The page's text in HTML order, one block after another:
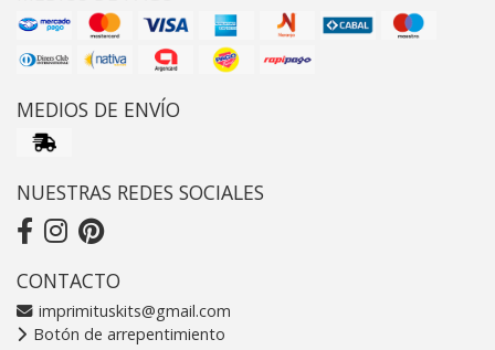
MEDIOS DE ENVÍO
NUESTRAS REDES SOCIALES
CONTACTO
imprimituskits@gmail.com
Botón de arrepentimiento